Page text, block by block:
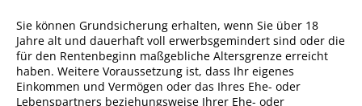
Grundschule
Mensa
Musikschule
Gemeindebücherei
Sie können Grundsicherung erhalten, wenn Sie über 18
Jahre alt und dauerhaft voll erwerbsgemindert sind oder die
für den Rentenbeginn maßgebliche Altersgrenze erreicht
haben. Weitere Voraussetzung ist, dass Ihr eigenes
Einkommen und Vermögen oder das Ihres Ehe- oder
Lebenspartners beziehungsweise Ihrer Ehe- oder